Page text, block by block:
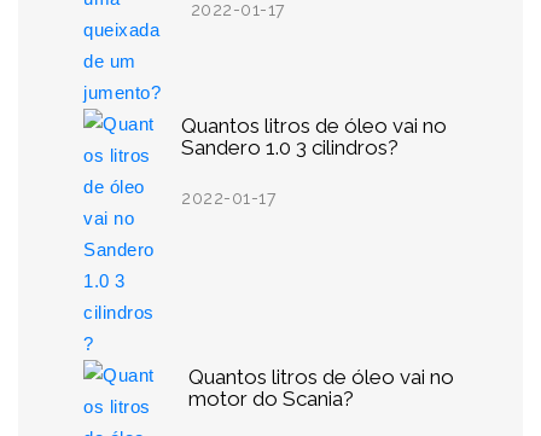
2022-01-17
Quantos litros de óleo vai no
Sandero 1.0 3 cilindros?
2022-01-17
Quantos litros de óleo vai no
motor do Scania?